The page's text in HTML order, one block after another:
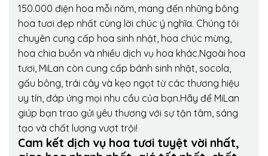
150.000 điện hoa mỗi năm, mang đến những bông
hoa tươi đẹp nhất cùng lời chúc ý nghĩa. Chúng tôi
chuyên cung cấp hoa sinh nhật, hoa chúc mừng,
hoa chia buồn và nhiều dịch vụ hoa khác.Ngoài hoa
tươi, MiLan còn cung cấp bánh sinh nhật, socola,
gấu bông, trái cây và kẹo ngọt từ các thương hiệu
uy tín, đáp ứng mọi nhu cầu của bạn.Hãy để MiLan
giúp bạn trao gửi yêu thương với sự tận tâm, sáng
tạo và chất lượng vượt trội!
Cam kết dịch vụ hoa tươi tuyệt vời nhất,